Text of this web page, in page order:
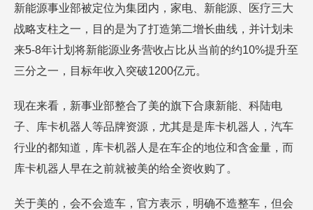
新能源事业部被定位为集团内，家电、新能源、医疗三大
战略支柱之一，目的是为了打造第二增长曲线，并计划未
来5-8年计划将新能源业务营收占比从当前的约10%提升至
三分之一，目标年收入突破1200亿元。
现在来看，新事业部整合了美的旗下合康新能、科陆电
子、库卡机器人等品牌资源，尤其是是库卡机器人，汽车
行业的都知道，库卡机器人是在车企的地位和含金量，而
库卡机器人早在之前就被美的给全资收购了。
关于美的，会不会造车，官方表示，明确不造整车，但会